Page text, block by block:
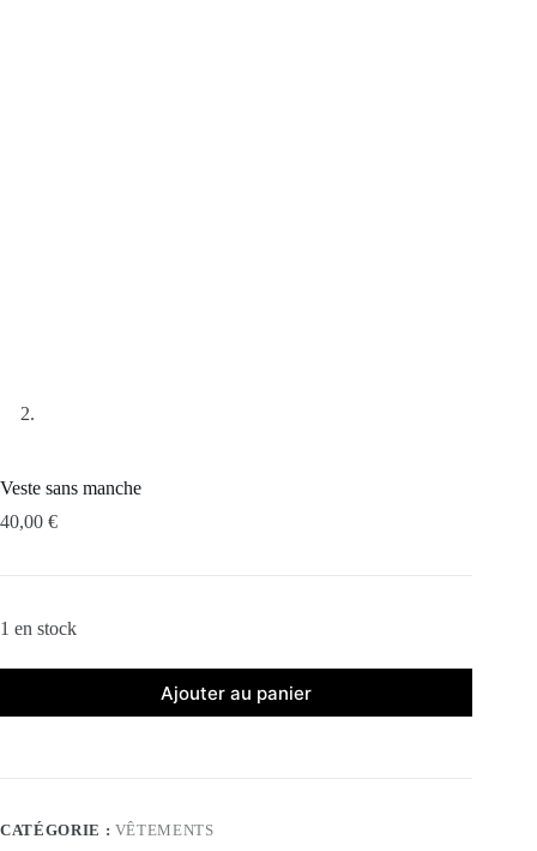
Veste sans manche
40,00 €
1 en stock
Ajouter au panier
CATÉGORIE : VÊTEMENTS